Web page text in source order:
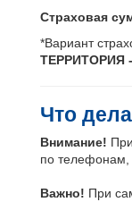
Страховая
*Вариант
ТЕРРИТОРИЯ
Что
Внимание!
по телефонам,
Важно! При